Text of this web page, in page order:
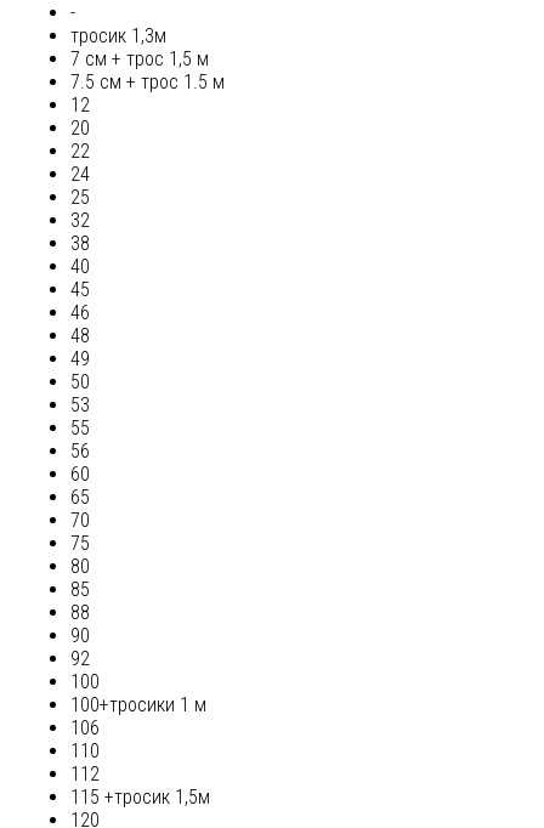
-
тросик 1,3м
7 см + трос 1,5 м
7.5 см + трос 1.5 м
12
20
22
24
25
32
38
40
45
46
48
49
50
53
55
56
60
65
70
75
80
85
88
90
92
100
100+тросики 1 м
106
110
112
115 +тросик 1,5м
120